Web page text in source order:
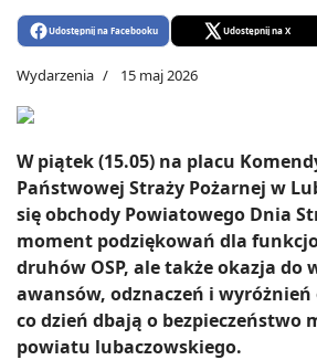
Udostępnij na Facebooku Udostępnij na X
Wydarzenia 15 maj 2026
W piątek (15.05) na placu
Państwowej Straży Pożarnej w
się obchody Powiatowego Dnia
moment podziękowań dla
druhów OSP, ale także okazja do
awansów, odznaczeń i
co dzień dbają o bezpieczeństwo
powiatu lubaczowskiego.